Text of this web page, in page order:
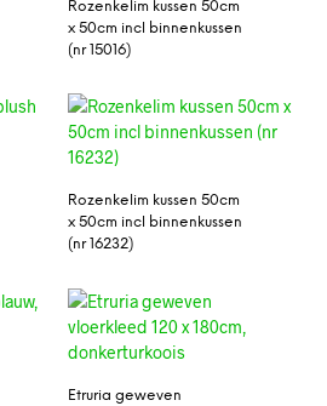
Rozenkelim kussen 50cm
x 50cm incl binnenkussen
(nr 15016)
Rozenkelim kussen 50cm
x 50cm incl binnenkussen
(nr 16232)
Etruria geweven